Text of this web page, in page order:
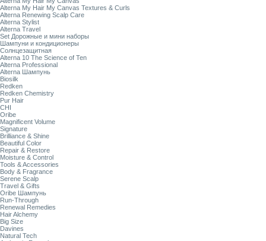
Alterna My Hair My Canvas Textures & Curls
Alterna Renewing Scalp Care
Alterna Stylist
Alterna Travel
Set Дорожные и мини наборы
Шампуни и кондиционеры
Солнцезащитная
Alterna 10 The Science of Ten
Alterna Professional
Alterna Шампунь
Biosilk
Redken
Redken Chemistry
Pur Hair
CHI
Oribe
Magnificent Volume
Signature
Brilliance & Shine
Beautiful Color
Repair & Restore
Moisture & Control
Tools & Accessories
Body & Fragrance
Serene Scalp
Travel & Gifts
Oribe Шампунь
Run-Through
Renewal Remedies
Hair Alchemy
Big Size
Davines
Natural Tech